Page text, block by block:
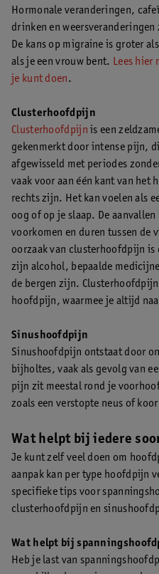
Hormonale veranderingen,
drinken en
De kans op migraine is groter
als je een vrouw bent. Lees hier
je kunt doen.
Clusterhoofdpijn
Clusterhoofdpijn is een
gekenmerkt door intense pijn,
afgewisseld met periodes
vaak voor aan één kant van het
rechts zijn. Het kan voelen als
oog of op je slaap. De
voorkomen en duren tussen de
oorzaak van clusterhoofdpijn
zijn alcohol, bepaalde
de bergen zijn.
hoofdpijn, waarmee je altijd
Sinushoofdpijn
Sinushoofdpijn ontstaat door
bijholtes, vaak als gevolg van
pijn zit meestal rond je
zoals een verstopte neus of
Wat helpt bij iedere
Je kunt zelf veel doen om
aanpak kan per type hoofdpijn
specifieke tips voor
clusterhoofdpijn en
Wat helpt bij
Heb je last van